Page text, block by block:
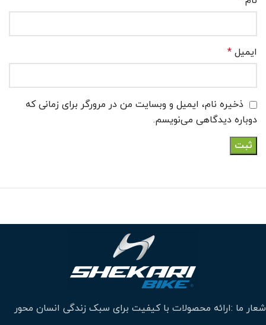
ایمیل *
ذخیره نام، ایمیل و وبسایت من در مرورگر برای زمانی که
دوباره دیدگاهی می‌نویسم.
شعار ما :ارائه محصولات با کیفیت برای سبک زندگی انسان محور